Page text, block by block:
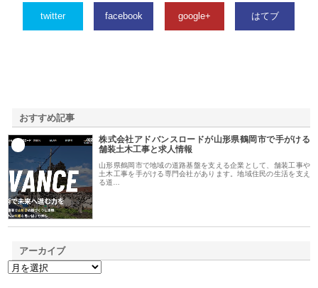
twitter facebook google+ はてブ
おすすめ記事
株式会社アドバンスロードが山形県鶴岡市で手がける
舗装土木工事と求人情報
山形県鶴岡市で地域の道路基盤を支える企業として、舗装工事や
土木工事を手がける専門会社があります。地域住民の生活を支え
る道…
アーカイブ